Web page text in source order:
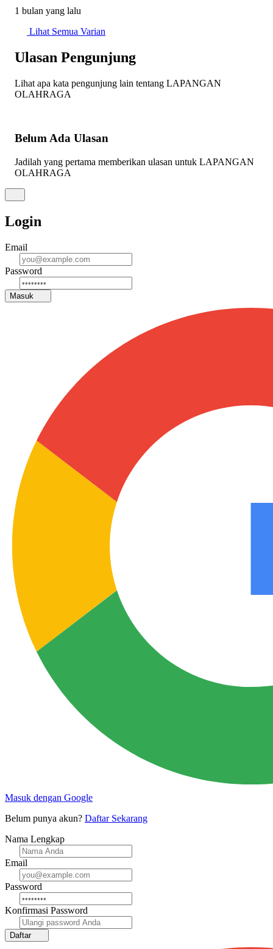
1 bulan yang lalu
Lihat Semua Varian
Ulasan Pengunjung
Lihat apa kata pengunjung lain tentang LAPANGAN
OLAHRAGA
Belum Ada Ulasan
Jadilah yang pertama memberikan ulasan untuk LAPANGAN
OLAHRAGA
Login
Email
Password
Masuk
Masuk dengan Google
Belum punya akun? Daftar Sekarang
Nama Lengkap
Email
Password
Konfirmasi Password
Daftar